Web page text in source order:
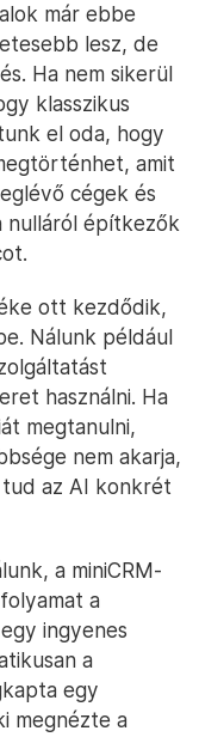
már ebbe
lesz, de
Ha nem sikerül
klasszikus
el oda, hogy
amit
cégek és
nulláról építkezők
ott kezdődik,
Nálunk például
használni. Ha
megtanulni,
nem akarja,
az AI konkrét
a miniCRM-
a
ingyenes
a
egy
megnézte a